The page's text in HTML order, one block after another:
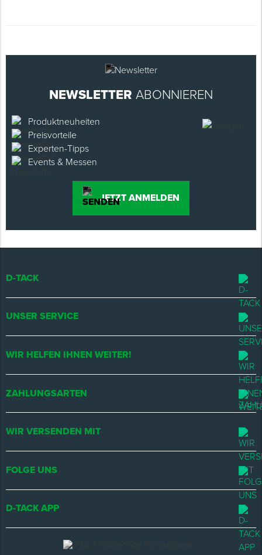
NEWSLETTER ABONNIEREN
Produktneuheiten
Preisvorteile
Experten-Tipps
Events & Messen
JETZT ANMELDEN
D-TACK
UNSER SERVICE
WIR HELFEN IHNEN WEITER!
ZAHLUNGSARTEN
WIR VERSENDEN MIT
FOLGE UNS
D-TACK APP